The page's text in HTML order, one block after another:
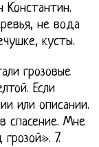
Константин.
не вода
кусты.
грозовые
Если
или описании.
спасение. Мне
7.